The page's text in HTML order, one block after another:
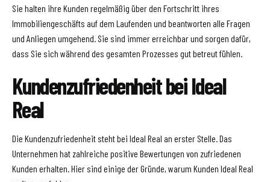
Sie halten ihre Kunden regelmäßig über den Fortschritt ihres
Immobiliengeschäfts auf dem Laufenden und beantworten alle Fragen
und Anliegen umgehend. Sie sind immer erreichbar und sorgen dafür,
dass Sie sich während des gesamten Prozesses gut betreut fühlen.
Kundenzufriedenheit bei Ideal
Real
Die Kundenzufriedenheit steht bei Ideal Real an erster Stelle. Das
Unternehmen hat zahlreiche positive Bewertungen von zufriedenen
Kunden erhalten. Hier sind einige der Gründe, warum Kunden Ideal Real